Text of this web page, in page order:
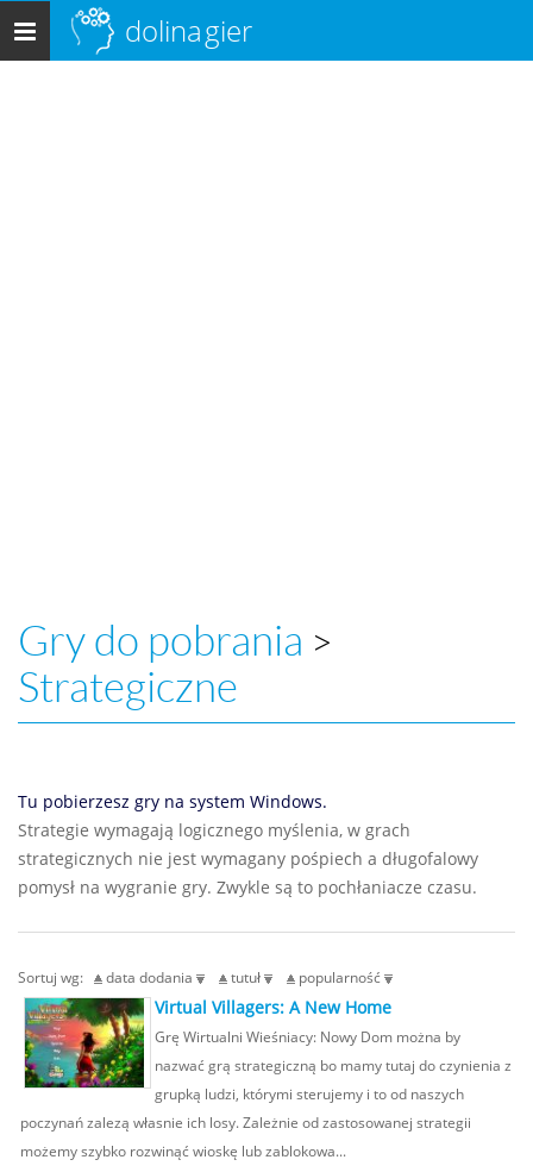
Menu
główne
dolinagier
Gry do pobrania >
Strategiczne
Tu pobierzesz gry na system Windows.
Strategie wymagają logicznego myślenia, w grach
strategicznych nie jest wymagany pośpiech a długofalowy
pomysł na wygranie gry. Zwykle są to pochłaniacze czasu.
Sortuj wg: data dodania tutuł popularność
Virtual Villagers: A New Home
Grę Wirtualni Wieśniacy: Nowy Dom można by
nazwać grą strategiczną bo mamy tutaj do czynienia z
grupką ludzi, którymi sterujemy i to od naszych
poczynań zalezą własnie ich losy. Zależnie od zastosowanej strategii
możemy szybko rozwinąć wioskę lub zablokowa...